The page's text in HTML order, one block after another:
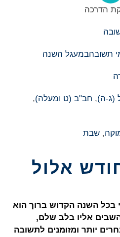
הדרכה
תשובהבמעגל השנה
(ג-ה), חב"ב (ט ומעלה),
, שבת
אלול
בכל השנה הקדוש ברוך הוא
אליו בלב שלם,
יותר ומזומנים לתשובה